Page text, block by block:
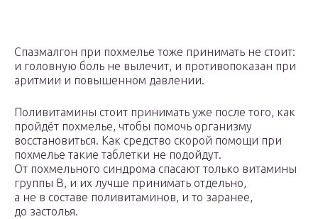
Спазмалгон при похмелье тоже принимать не стоит:
и головную боль не вылечит, и противопоказан при
аритмии и повышенном давлении.
Поливитамины стоит принимать уже после того, как
пройдёт похмелье, чтобы помочь организму
восстановиться. Как средство скорой помощи при
похмелье такие таблетки не подойдут.
От похмельного синдрома спасают только витамины
группы B, и их лучше принимать отдельно,
а не в составе поливитаминов, и то заранее,
до застолья.